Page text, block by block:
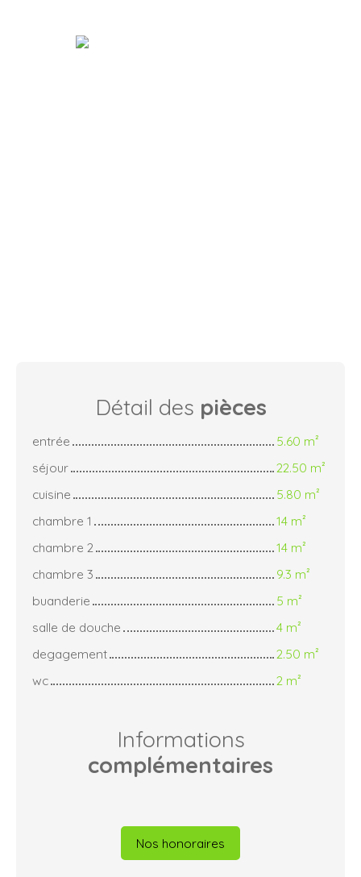
Détail des pièces
entrée
5.60 m²
séjour
22.50 m²
cuisine
5.80 m²
chambre 1
14 m²
chambre 2
14 m²
chambre 3
9.3 m²
buanderie
5 m²
salle de douche
4 m²
degagement
2.50 m²
wc
2 m²
Informations
complémentaires
Nos honoraires